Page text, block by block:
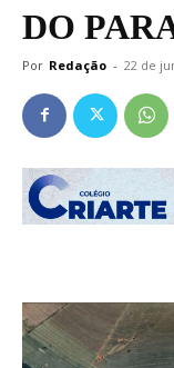
DO
Por Redação - 22 de